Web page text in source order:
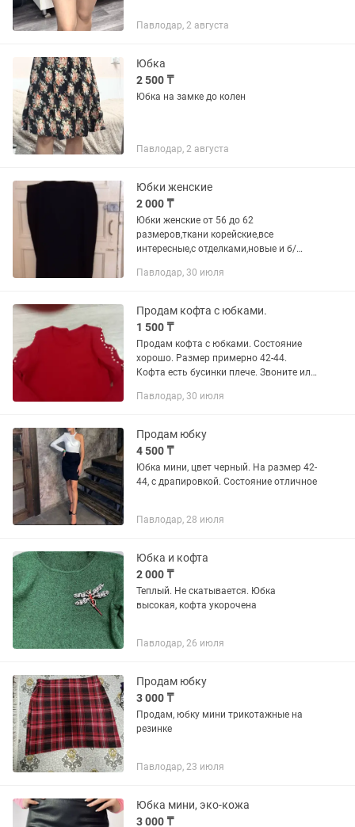
Павлодар, 2 августа
Юбка
2 500 ₸
Юбка на замке до колен
Павлодар, 2 августа
Юбки женские
2 000 ₸
Юбки женские от 56 до 62
размеров,ткани корейские,все
интересные,с отделками,новые и б/
Павлодар, 30 июля
Продам кофта с юбками.
1 500 ₸
Продам кофта с юбками. Состояние
хорошо. Размер примерно 42-44.
Кофта есть бусинки плече. Звоните или
Павлодар, 30 июля
Продам юбку
4 500 ₸
Юбка мини, цвет черный. На размер 42-
44, с драпировкой. Состояние отличное
Павлодар, 28 июля
Юбка и кофта
2 000 ₸
Теплый. Не скатывается. Юбка
высокая, кофта укорочена
Павлодар, 26 июля
Продам юбку
3 000 ₸
Продам, юбку мини трикотажные на
резинке
Павлодар, 23 июля
Юбка мини, эко-кожа
3 000 ₸